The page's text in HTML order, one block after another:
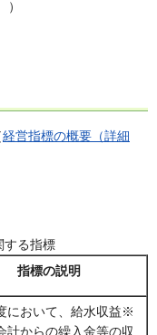
経営指標の概要（詳細
する指標
指標の説明
において、給水収益※
計からの繰入金等の収